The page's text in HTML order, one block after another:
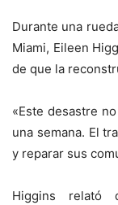
Durante una
Miami, Eileen
de que la
«Este desastre
una semana. El
y reparar sus
Higgins relató